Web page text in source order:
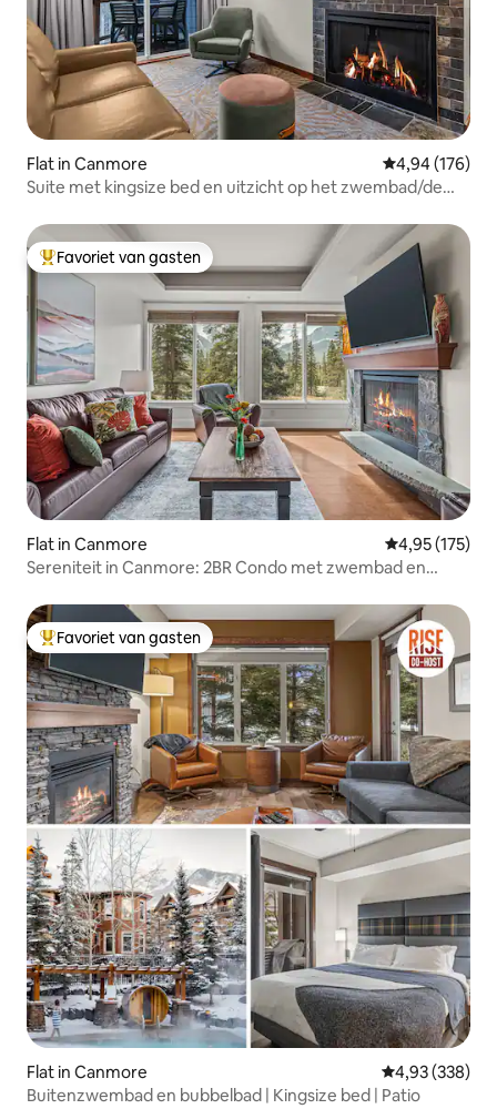
Flat in Canmore Gemiddelde
4,94 (176)
Suite met kingsize bed en uitzicht op het zwembad/de
Topfavoriet van gasten
Favoriet van gasten
Flat in Canmore Gemiddelde
4,95 (175)
Sereniteit in Canmore: 2BR Condo met zwembad en
Topfavoriet van gasten
Favoriet van gasten
Flat in Canmore Gemiddelde
4,93 (338)
Buitenzwembad en bubbelbad | Kingsize bed | Patio